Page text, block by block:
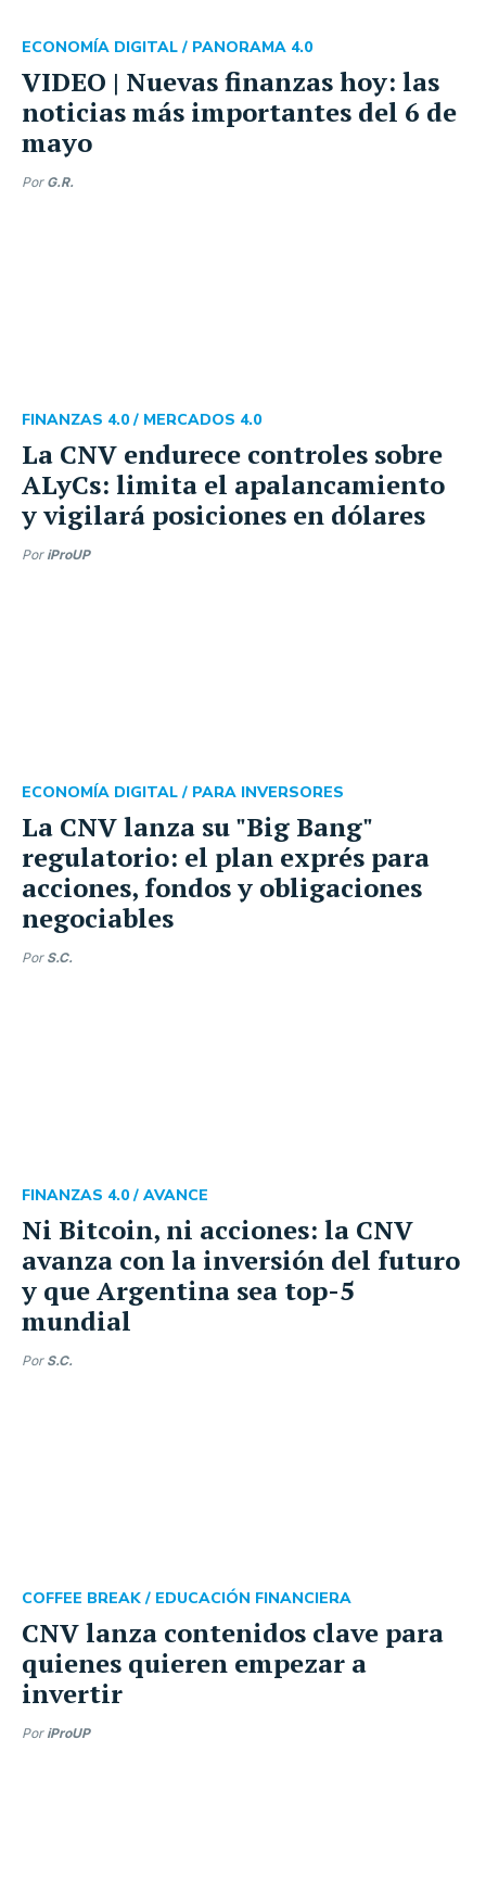
VIDEO | Nuevas finanzas hoy: las
noticias más importantes del 6 de
mayo
ECONOMÍA DIGITAL / PANORAMA 4.0
Por G.R.
La CNV endurece controles sobre
ALyCs: limita el apalancamiento
y vigilará posiciones en dólares
FINANZAS 4.0 / MERCADOS 4.0
Por iProUP
La CNV lanza su "Big Bang"
regulatorio: el plan exprés para
acciones, fondos y obligaciones
negociables
ECONOMÍA DIGITAL / PARA INVERSORES
Por S.C.
Ni Bitcoin, ni acciones: la CNV
avanza con la inversión del futuro
y que Argentina sea top-5
mundial
FINANZAS 4.0 / AVANCE
Por S.C.
CNV lanza contenidos clave para
quienes quieren empezar a
invertir
COFFEE BREAK / EDUCACIÓN FINANCIERA
Por iProUP